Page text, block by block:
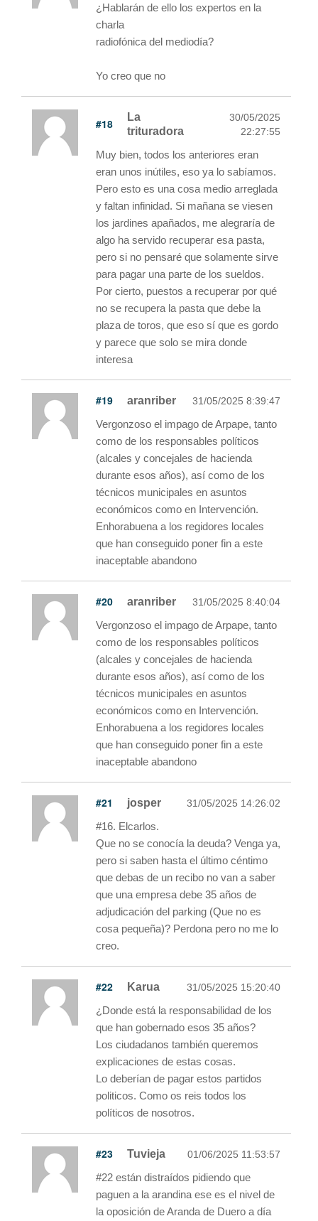
¿Hablarán de ello los expertos en la
charla
radiofónica del mediodía?
Yo creo que no
#18
La
trituradora
30/05/2025
22:27:55
Muy bien, todos los anteriores eran
eran unos inútiles, eso ya lo sabíamos.
Pero esto es una cosa medio arreglada
y faltan infinidad. Si mañana se viesen
los jardines apañados, me alegraría de
algo ha servido recuperar esa pasta,
pero si no pensaré que solamente sirve
para pagar una parte de los sueldos.
Por cierto, puestos a recuperar por qué
no se recupera la pasta que debe la
plaza de toros, que eso sí que es gordo
y parece que solo se mira donde
interesa
#19 aranriber 31/05/2025 8:39:47
Vergonzoso el impago de Arpape, tanto
como de los responsables políticos
(alcales y concejales de hacienda
durante esos años), así como de los
técnicos municipales en asuntos
económicos como en Intervención.
Enhorabuena a los regidores locales
que han conseguido poner fin a este
inaceptable abandono
#20 aranriber 31/05/2025 8:40:04
Vergonzoso el impago de Arpape, tanto
como de los responsables políticos
(alcales y concejales de hacienda
durante esos años), así como de los
técnicos municipales en asuntos
económicos como en Intervención.
Enhorabuena a los regidores locales
que han conseguido poner fin a este
inaceptable abandono
#21 josper 31/05/2025 14:26:02
#16. Elcarlos.
Que no se conocía la deuda? Venga ya,
pero si saben hasta el último céntimo
que debas de un recibo no van a saber
que una empresa debe 35 años de
adjudicación del parking (Que no es
cosa pequeña)? Perdona pero no me lo
creo.
#22 Karua 31/05/2025 15:20:40
¿Donde está la responsabilidad de los
que han gobernado esos 35 años?
Los ciudadanos también queremos
explicaciones de estas cosas.
Lo deberían de pagar estos partidos
politicos. Como os reis todos los
políticos de nosotros.
#23 Tuvieja 01/06/2025 11:53:57
#22 están distraídos pidiendo que
paguen a la arandina ese es el nivel de
la oposición de Aranda de Duero a día